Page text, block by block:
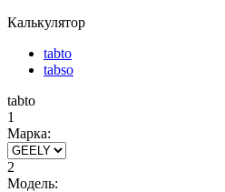
Калькулятор
tabto
tabso
tabto
1
Марка:
2
Модель: